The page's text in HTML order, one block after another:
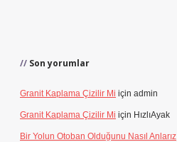
Son yorumlar
Granit Kaplama Çizilir Mi için admin
Granit Kaplama Çizilir Mi için HızlıAyak
Bir Yolun Otoban Olduğunu Nasıl Anlarız